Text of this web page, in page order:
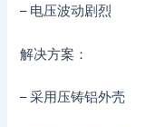
– 电压波动剧烈
解决方案：
– 采用压铸铝外壳